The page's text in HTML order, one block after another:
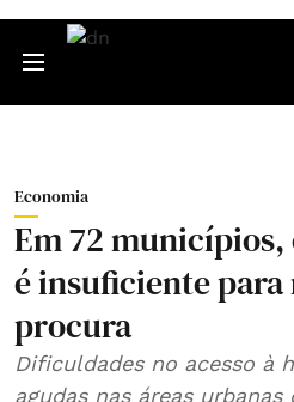
Economia
Em 72 municípios,
é insuficiente para
procura
Dificuldades no acesso à
agudas nas áreas